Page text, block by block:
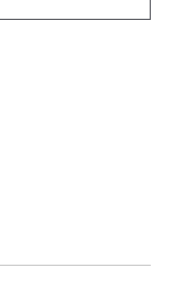
moderne
en
Marije al
te krijgen